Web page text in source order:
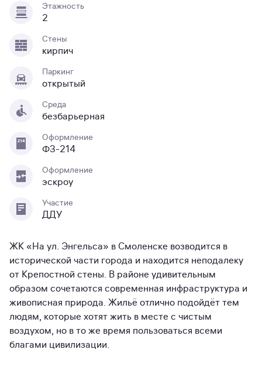
Этажность
2
Стены
кирпич
Паркинг
открытый
Среда
безбарьерная
Оформление
ФЗ-214
Оформление
эскроу
Участие
ДДУ
ЖК «На ул. Энгельса» в Смоленске возводится в
исторической части города и находится неподалеку
от Крепостной стены. В районе удивительным
образом сочетаются современная инфраструктура и
живописная природа. Жильё отлично подойдёт тем
людям, которые хотят жить в месте с чистым
воздухом, но в то же время пользоваться всеми
благами цивилизации.